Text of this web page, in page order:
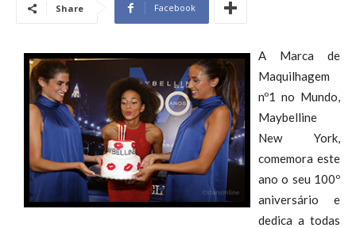
Share Facebook
A Marca de
Maquilhagem
nº1 no Mundo,
Maybelline
New York,
comemora este
ano o seu 100º
aniversário e
dedica a todas